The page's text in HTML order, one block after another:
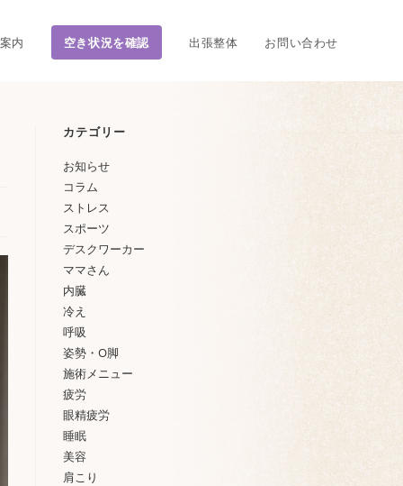
内 空き状況を確認 出張整体 お問い合わせ
カテゴリー
お知らせ
コラム
ストレス
スポーツ
デスクワーカー
ママさん
内臓
冷え
呼吸
姿勢・O脚
施術メニュー
疲労
眼精疲労
睡眠
美容
肩こり